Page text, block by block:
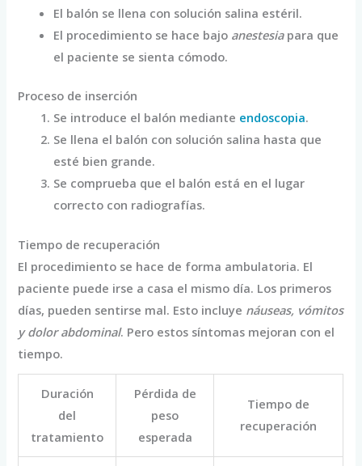
El balón se llena con solución salina estéril.
El procedimiento se hace bajo anestesiapara que
el paciente se sienta cómodo.
Proceso de inserción
Se introduce el balón mediante endoscopia.
Se llena el balón con solución salina hasta que
esté bien grande.
Se comprueba que el balón está en el lugar
correcto con radiografías.
Tiempo de recuperación
El procedimiento se hace de forma ambulatoria. El
paciente puede irse a casa el mismo día. Los primeros
días, pueden sentirse mal. Esto incluye náuseas, vómitos
y dolor abdominal. Pero estos síntomas mejoran con el
tiempo.
Duración
del
tratamiento
Pérdida de
peso
esperada
Tiempo de
recuperación